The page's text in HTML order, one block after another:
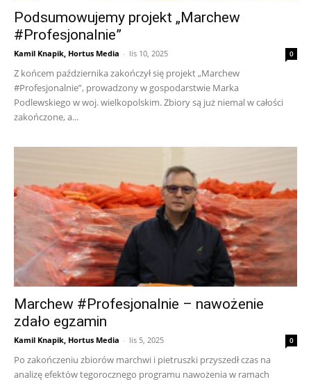
Podsumowujemy projekt „Marchew
#Profesjonalnie”
Kamil Knapik, Hortus Media - lis 10, 2025 0
Z końcem października zakończył się projekt „Marchew
#Profesjonalnie”, prowadzony w gospodarstwie Marka
Podlewskiego w woj. wielkopolskim. Zbiory są już niemal w całości
zakończone, a...
Marchew #Profesjonalnie – nawożenie
zdało egzamin
Kamil Knapik, Hortus Media - lis 5, 2025 0
Po zakończeniu zbiorów marchwi i pietruszki przyszedł czas na
analizę efektów tegorocznego programu nawożenia w ramach